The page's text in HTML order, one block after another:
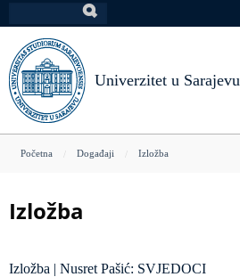
na
glavni
sadržaj
Univerzitet u Sarajevu
You
here
Početna Događaji Izložba
Izložba
Izložba | Nusret Pašić: SVJEDOCI